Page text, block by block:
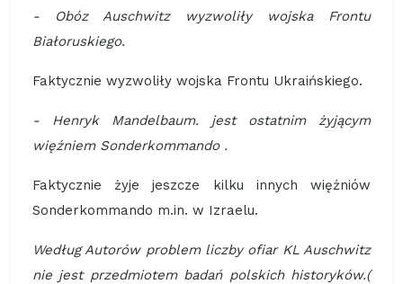
- Obóz Auschwitz wyzwoliły wojska Frontu
Białoruskiego.
Faktycznie wyzwoliły wojska Frontu Ukraińskiego.
- Henryk Mandelbaum. jest ostatnim żyjącym
więźniem Sonderkommando .
Faktycznie żyje jeszcze kilku innych więźniów
Sonderkommando m.in. w Izraelu.
Według Autorów problem liczby ofiar KL Auschwitz
nie jest przedmiotem badań polskich historyków.(